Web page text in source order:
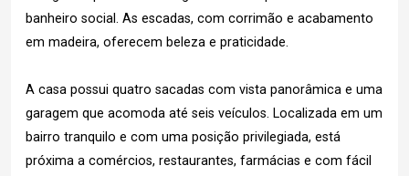
banheiro social. As escadas, com corrimão e acabamento
em madeira, oferecem beleza e praticidade.
A casa possui quatro sacadas com vista panorâmica e uma
garagem que acomoda até seis veículos. Localizada em um
bairro tranquilo e com uma posição privilegiada, está
próxima a comércios, restaurantes, farmácias e com fácil